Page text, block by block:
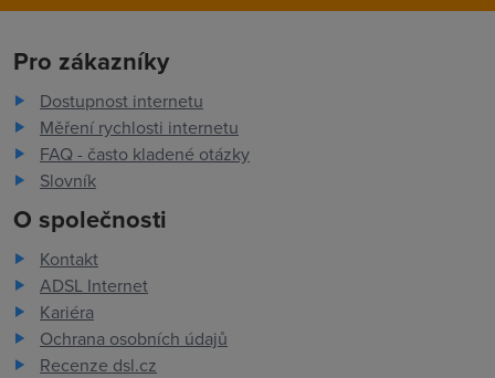
Pro zákazníky
Dostupnost internetu
Měření rychlosti internetu
FAQ - často kladené otázky
Slovník
O společnosti
Kontakt
ADSL Internet
Kariéra
Ochrana osobních údajů
Recenze dsl.cz